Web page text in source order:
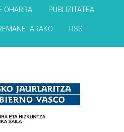
OHARRA PUBLIZITATEA
RSS